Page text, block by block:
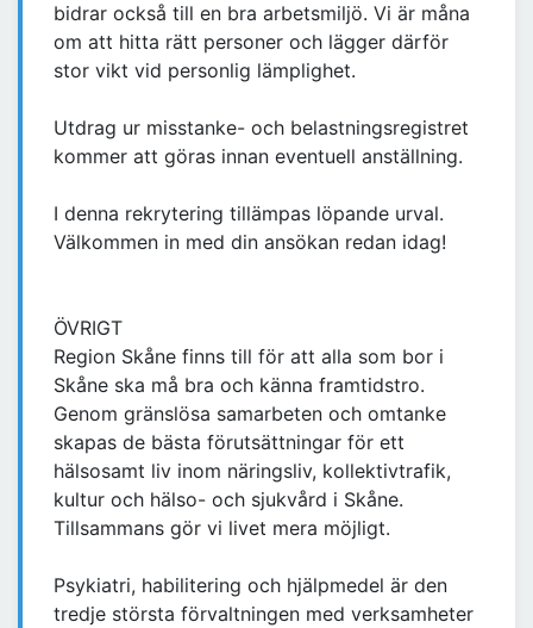
bidrar också till en bra arbetsmiljö. Vi är måna
om att hitta rätt personer och lägger därför
stor vikt vid personlig lämplighet.
Utdrag ur misstanke- och belastningsregistret
kommer att göras innan eventuell anställning.
I denna rekrytering tillämpas löpande urval.
Välkommen in med din ansökan redan idag!
ÖVRIGT
Region Skåne finns till för att alla som bor i
Skåne ska må bra och känna framtidstro.
Genom gränslösa samarbeten och omtanke
skapas de bästa förutsättningar för ett
hälsosamt liv inom näringsliv, kollektivtrafik,
kultur och hälso- och sjukvård i Skåne.
Tillsammans gör vi livet mera möjligt.
Psykiatri, habilitering och hjälpmedel är den
tredje största förvaltningen med verksamheter